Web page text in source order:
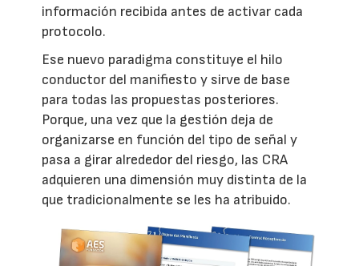
información recibida antes de activar cada
protocolo.
Ese nuevo paradigma constituye el hilo
conductor del manifiesto y sirve de base
para todas las propuestas posteriores.
Porque, una vez que la gestión deja de
organizarse en función del tipo de señal y
pasa a girar alrededor del riesgo, las CRA
adquieren una dimensión muy distinta de la
que tradicionalmente se les ha atribuido.